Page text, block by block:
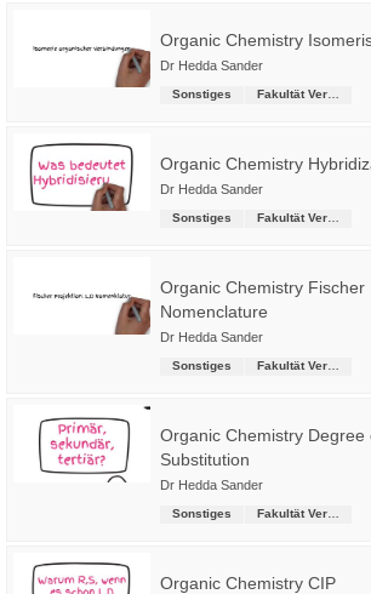
Organic Chemistry
Dr Hedda Sander
Sonstiges
Organic Chemistry
Dr Hedda Sander
Sonstiges
Organic Chemistry Fischer
Nomenclature
Dr Hedda Sander
Sonstiges
Organic Chemistry Degree
Substitution
Dr Hedda Sander
Sonstiges
Organic Chemistry CIP